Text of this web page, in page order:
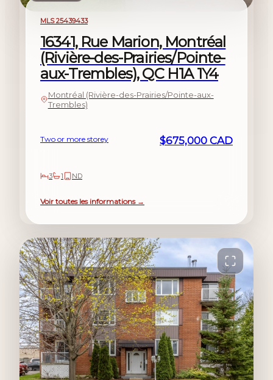
For saleMLS 25439433
16341, Rue Marion, Montréal
(Rivière-des-Prairies/Pointe-
aux-Trembles), QC H1A 1Y4
Montréal (Rivière-des-Prairies/Pointe-aux-
Trembles)
Two or more storey $675,000 CAD
3 1 ND
Voir toutes les informations →